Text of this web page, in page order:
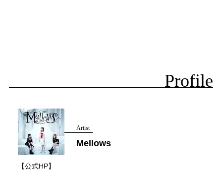
Profile
Artist
Mellows
【公式HP】